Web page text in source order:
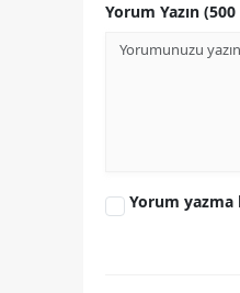
Yorum Yazın
Yorum yazma